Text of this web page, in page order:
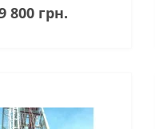
для відбору
річках, озерах,
800 грн.